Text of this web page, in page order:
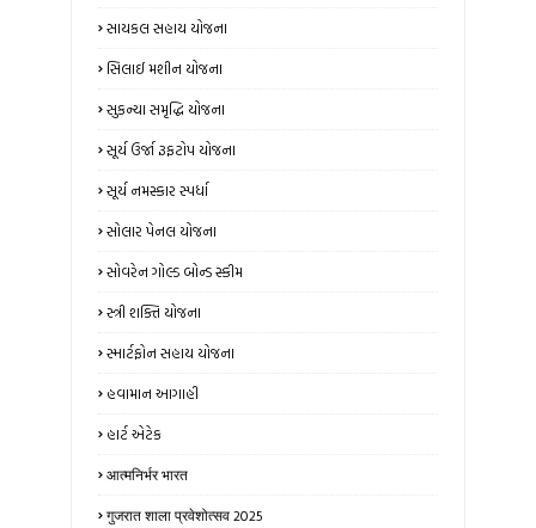
સાયકલ સહાય યોજના
સિલાઈ મશીન યોજના
સુકન્યા સમૃદ્ધિ યોજના
સૂર્ય ઉર્જા રૂફટોપ યોજના
સૂર્ય નમસ્કાર સ્પર્ધા
સોલાર પેનલ યોજના
સોવરેન ગોલ્ડ બોન્ડ સ્કીમ
સ્ત્રી શક્તિ યોજના
સ્માર્ટફોન સહાય યોજના
હવામાન આગાહી
હાર્ટ એટેક
आत्मनिर्भर भारत
गुजरात शाला प्रवेशोत्सव 2025